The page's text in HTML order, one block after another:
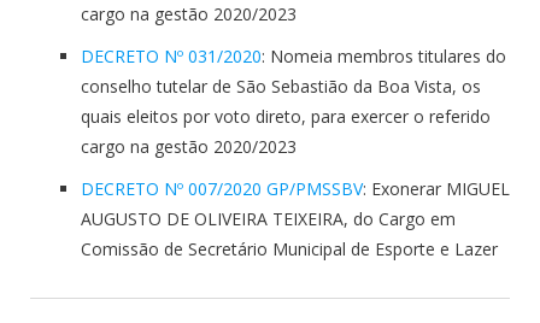
cargo na gestão 2020/2023
DECRETO Nº 031/2020: Nomeia membros titulares do
conselho tutelar de São Sebastião da Boa Vista, os
quais eleitos por voto direto, para exercer o referido
cargo na gestão 2020/2023
DECRETO Nº 007/2020 GP/PMSSBV: Exonerar MIGUEL
AUGUSTO DE OLIVEIRA TEIXEIRA, do Cargo em
Comissão de Secretário Municipal de Esporte e Lazer